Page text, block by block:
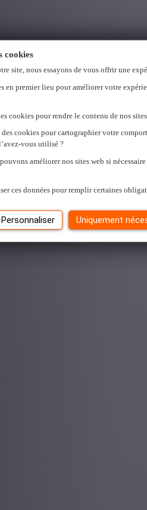
cookies
site, nous essayons de vous offrir une
en premier lieu pour améliorer votre
cookies pour rendre le contenu de nos
cookies pour cartographier votre
vous utilisé ?
améliorer nos sites web si
ces données pour remplir certaines
Personnaliser Uniquement
des violations